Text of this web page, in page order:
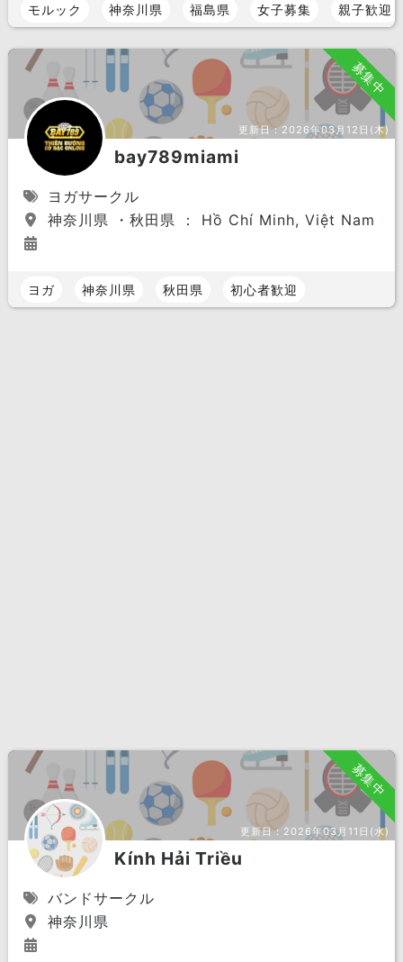
モルック 神奈川県 福島県 女子募集 親子歓迎
募集中
更新日： 2026年03月12日(木)
bay789miami
ヨガサークル
神奈川県 ・秋田県 ： Hồ Chí Minh, Việt Nam
ヨガ 神奈川県 秋田県 初心者歓迎
募集中
更新日： 2026年03月11日(水)
Kính Hải Triều
バンドサークル
神奈川県